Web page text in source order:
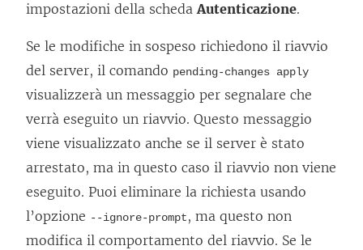
impostazioni della schedaAutenticazione.
Se le modifiche in sospeso richiedono il riavvio
del server, il comando pending-changes apply
visualizzerà un messaggio per segnalare che
verrà eseguito un riavvio. Questo messaggio
viene visualizzato anche se il server è stato
arrestato, ma in questo caso il riavvio non viene
eseguito. Puoi eliminare la richiesta usando
l’opzione --ignore-prompt, ma questo non
modifica il comportamento del riavvio. Se le